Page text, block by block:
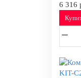
6 316